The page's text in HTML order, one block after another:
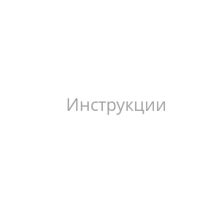
Инструкции